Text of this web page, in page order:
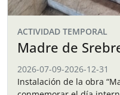
ACTIVIDAD TEMPORAL
Madre de
2026-07-09-2026-12-31
Instalación de la obra